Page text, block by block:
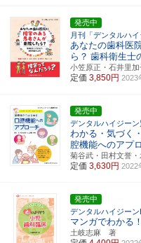
発売中
月刊「デンタルハ
あなたの歯科医
ら？ 歯科衛生士
小笠原正・石井里
定価 3,850円 2023
発売中
デンタルハイジー
わかる・気づく
腔機能へのアプ
菊谷武・田村文誉
定価 3,630円 2022
発売中
デンタルハイジー
マンガでわかる
土岐志麻 著